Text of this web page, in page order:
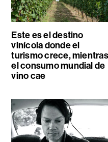
Este es el destino
vinícola donde el
turismo crece, mientras
el consumo mundial de
vino cae